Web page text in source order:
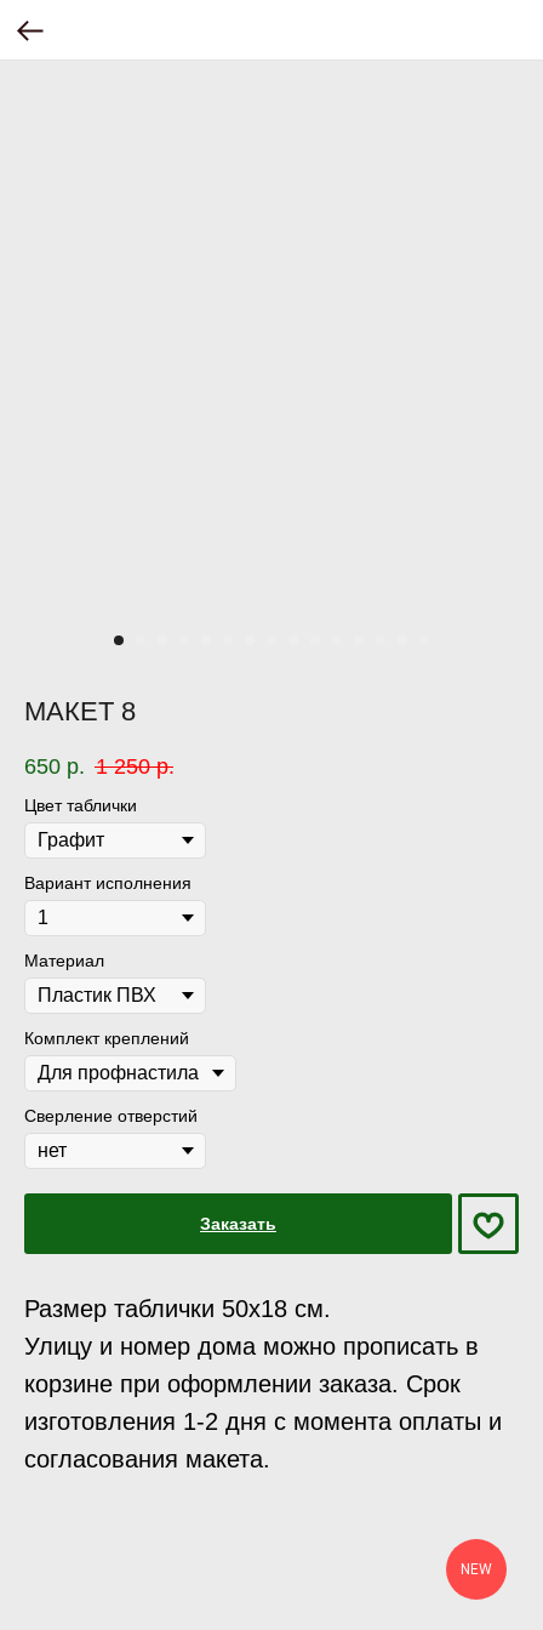
МАКЕТ 8
650 р. 1 250 р.
Цвет таблички
Вариант исполнения
Материал
Комплект креплений
Сверление отверстий
Заказать
Размер таблички 50х18 см.
Улицу и номер дома можно прописать в
корзине при оформлении заказа. Срок
изготовления 1-2 дня с момента оплаты и
согласования макета.
NEW